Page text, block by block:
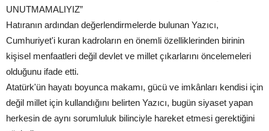
UNUTMAMALIYIZ”
Hatıranın ardından değerlendirmelerde bulunan Yazıcı,
Cumhuriyet'i kuran kadroların en önemli özelliklerinden birinin
kişisel menfaatleri değil devlet ve millet çıkarlarını öncelemeleri
olduğunu ifade etti.
Atatürk'ün hayatı boyunca makamı, gücü ve imkânları kendisi için
değil millet için kullandığını belirten Yazıcı, bugün siyaset yapan
herkesin de aynı sorumluluk bilinciyle hareket etmesi gerektiğini